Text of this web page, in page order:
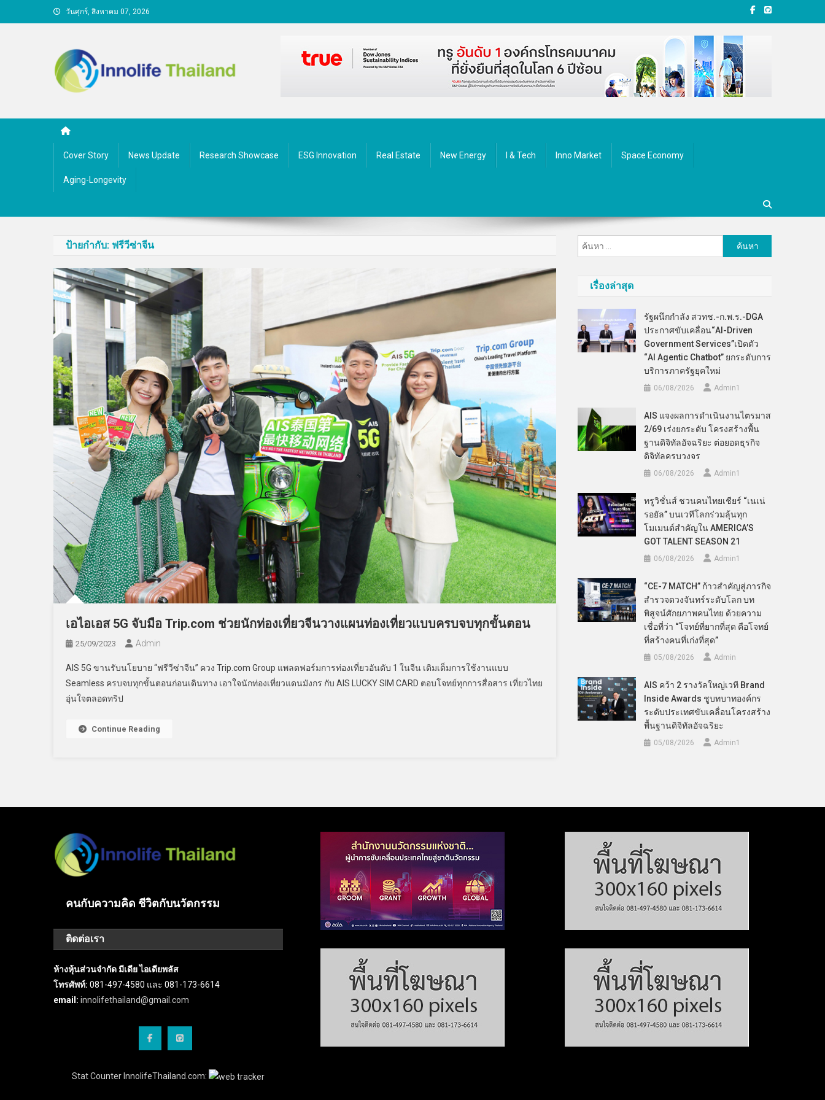
to
วันศุกร์, สิงหาคม 07, 2026
Cover Story News Update Research Showcase ESG Innovation Real Estate New Energy I & Tech Inno Market Space Economy
Aging-Longevity
ป้ายกำกับ: ฟรีวีซ่าจีน
เอไอเอส 5G จับมือ Trip.com ช่วยนักท่องเที่ยวจีนวางแผนท่องเที่ยวแบบครบจบทุกขั้นตอน
25/09/2023 Admin
AIS 5G ขานรับนโยบาย “ฟรีวีซ่าจีน” ควง Trip.com Group แพลตฟอร์มการท่องเที่ยวอันดับ 1 ในจีน เติมเต็มการใช้งานแบบ
Seamless ครบจบทุกขั้นตอนก่อนเดินทาง เอาใจนักท่องเที่ยวแดนมังกร กับ AIS LUCKY SIM CARD ตอบโจทย์ทุกการสื่อสาร เที่ยวไทย
อุ่นใจตลอดทริป
Continue Reading
ค้นหา
สำหรับ:
เรื่องล่าสุด
รัฐผนึกกำลัง สวทช.-ก.พ.ร.-DGA
ประกาศขับเคลื่อน“AI-Driven
Government Services”เปิดตัว
“AI Agentic Chatbot” ยกระดับการ
บริการภาครัฐยุคใหม่
06/08/2026 Admin​1
AIS แจงผลการดำเนินงานไตรมาส
2/69 เร่งยกระดับ โครงสร้างพื้น
ฐานดิจิทัลอัจฉริยะ ต่อยอดธุรกิจ
ดิจิทัลครบวงจร
06/08/2026 Admin​1
ทรูวิชั่นส์ ชวนคนไทยเชียร์ “เนเน่
รอยัล” บนเวทีโลกร่วมลุ้นทุก
โมเมนต์สำคัญใน AMERICA’S
GOT TALENT SEASON 21
06/08/2026 Admin​1
“CE-7 MATCH” ก้าวสำคัญสู่ภารกิจ
สำรวจดวงจันทร์ระดับโลก บท
พิสูจน์ศักยภาพคนไทย ด้วยความ
เชื่อที่ว่า “โจทย์ที่ยากที่สุด คือโจทย์
ที่สร้างคนที่เก่งที่สุด”
05/08/2026 Admin
AIS คว้า 2 รางวัลใหญ่เวที Brand
Inside Awards ชูบทบาทองค์กร
ระดับประเทศขับเคลื่อนโครงสร้าง
พื้นฐานดิจิทัลอัจฉริยะ
05/08/2026 Admin​1
คนกับความคิด ชีวิตกับนวัตกรรม
ติดต่อเรา
ห้างหุ้นส่วนจำกัด มีเดีย ไอเดียพลัส
โทรศัพท์: 081-497-4580 และ 081-173-6614
email: innolifethailand@gmail.com
Stat Counter InnolifeThailand.com: